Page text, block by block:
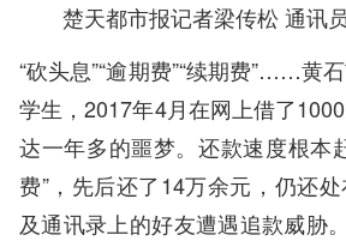
楚天都市报记者梁传松 通讯
“砍头息”“逾期费”“续期费”……黄
学生，2017年4月在网上借了
达一年多的噩梦。还款速度根本
费”，先后还了14万余元，仍还
及通讯录上的好友遭遇追款威胁